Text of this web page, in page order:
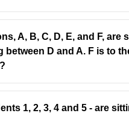
A, B, C, D, E, and F,
between D and A. F is to
1, 2, 3, 4 and 5 - are